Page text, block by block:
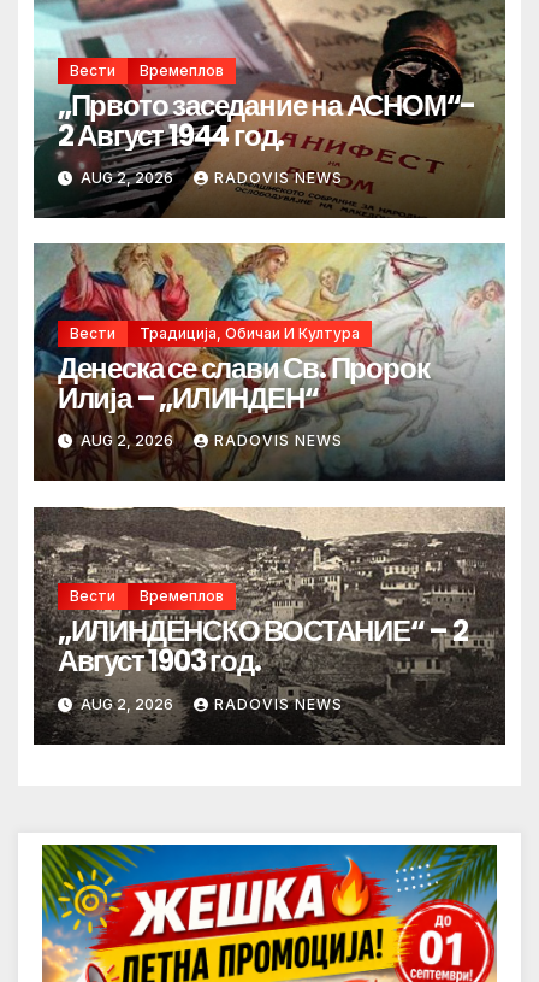
Вести Времеплов
„Првото заседание на АСНОМ“-
2 Август 1944 год.
AUG 2, 2026 RADOVIS NEWS
Вести Традиција, Обичаи И Култура
Денеска се слави Св. Пророк
Илија – „ИЛИНДЕН“
AUG 2, 2026 RADOVIS NEWS
Вести Времеплов
„ИЛИНДЕНСКО ВОСТАНИЕ“ – 2
Август 1903 год.
AUG 2, 2026 RADOVIS NEWS